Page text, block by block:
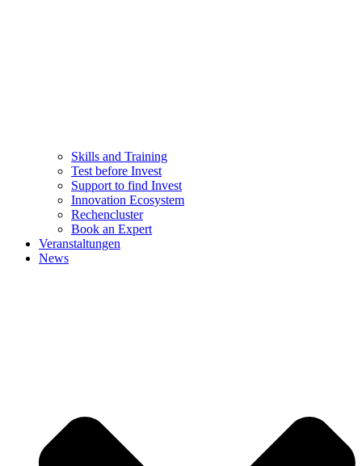
Skills and Training
Test before Invest
Support to find Invest
Innovation Ecosystem
Rechencluster​
Book an Expert
Veranstaltungen
News